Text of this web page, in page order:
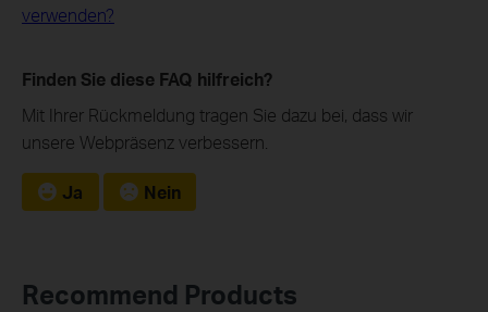
verwenden?
Finden Sie diese FAQ hilfreich?
Mit Ihrer Rückmeldung tragen Sie dazu bei, dass wir
unsere Webpräsenz verbessern.
Ja Nein
Recommend Products